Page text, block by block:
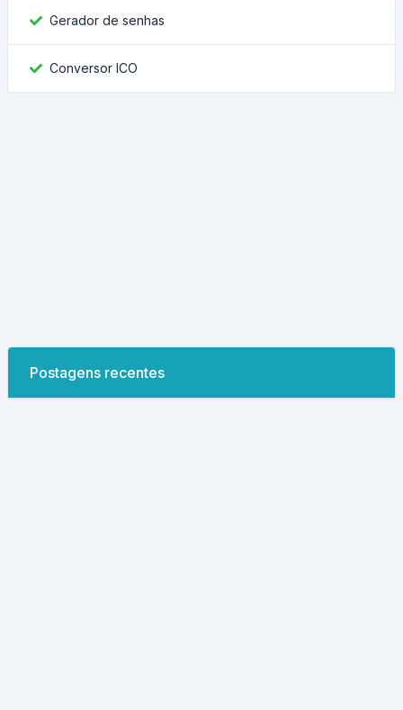
Gerador de senhas
Conversor ICO
Postagens recentes